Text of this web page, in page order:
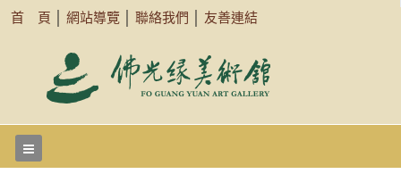
首 頁 網站導覽 聯絡我們 友善連結